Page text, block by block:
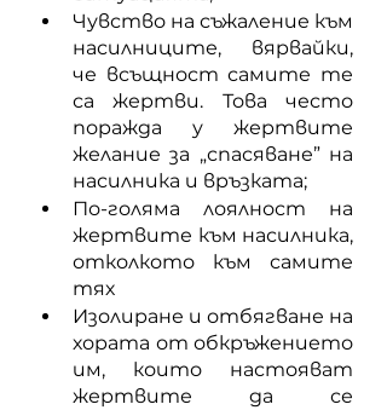
Чувство на съжаление към
насилниците, вярвайки,
че всъщност самите те
са жертви. Това често
поражда у жертвите
желание за „спасяване” на
насилника и връзката;
По-голяма лоялност на
жертвите към насилника,
отколкото към самите
тях
Изолиране и отбягване на
хората от обкръжението
им, които настояват
жертвите да се